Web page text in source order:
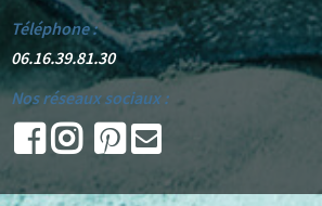
Téléphone :
06.16.39.81.30
Nos réseaux sociaux :